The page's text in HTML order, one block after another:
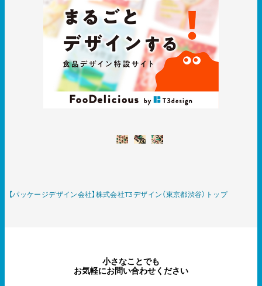
【パッケージデザイン会社】株式会社T3デザイン（東京都渋谷）トップ
小さなことでも
お気軽にお問い合わせください